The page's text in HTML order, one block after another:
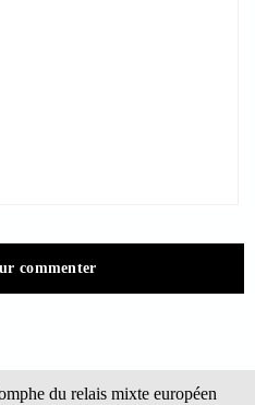
commenter
du relais mixte européen